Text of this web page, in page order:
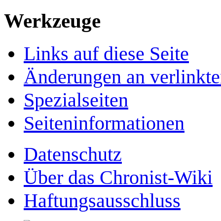
Werkzeuge
Links auf diese Seite
Änderungen an
Spezialseiten
Seiten­­informationen
Datenschutz
Über das Chronist-Wiki
Haftungsausschluss